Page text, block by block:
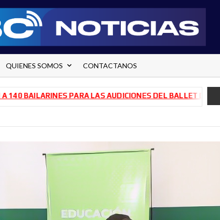
QUIENES SOMOS CONTACTANOS
PARA LAS AUDICIONES DEL BALLET DE RÍO NEGRO